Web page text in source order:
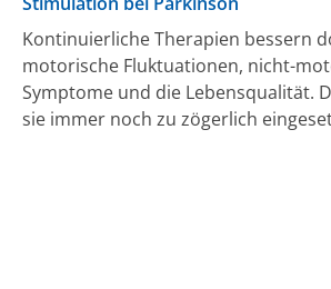
Kontinuierliche Therapien bessern
motorische Fluktuationen, nicht-
Symptome und die Lebensqualität.
sie immer noch zu zögerlich